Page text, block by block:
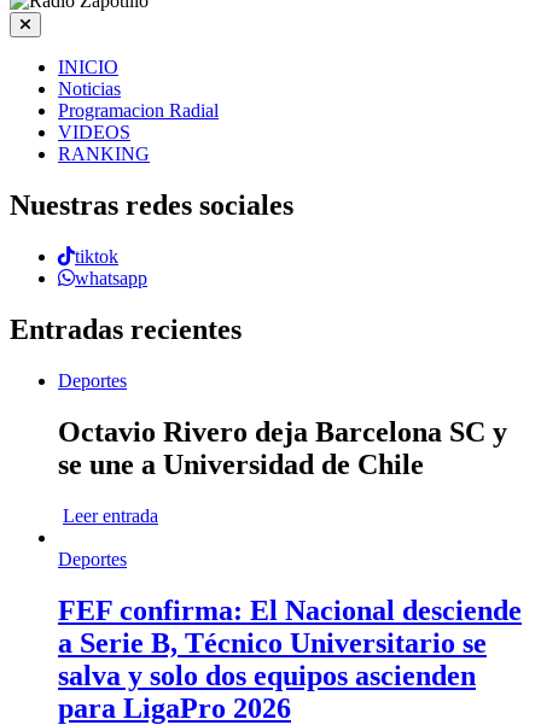
INICIO
Noticias
Programacion Radial
VIDEOS
RANKING
Nuestras redes sociales
tiktok
whatsapp
Entradas recientes
Deportes
Octavio Rivero deja Barcelona SC y
se une a Universidad de Chile
Leer entrada
Deportes
FEF confirma: El Nacional desciende
a Serie B, Técnico Universitario se
salva y solo dos equipos ascienden
para LigaPro 2026